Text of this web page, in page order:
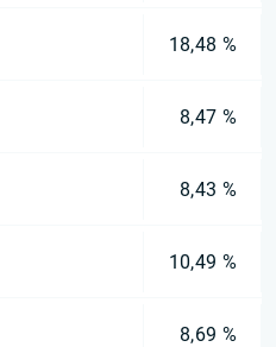
18,48 %
8,47 %
8,43 %
10,49 %
8,69 %